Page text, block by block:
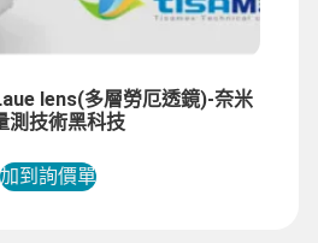
lens(多層勞厄透鏡)-奈米
測技術黑科技
加到詢價單